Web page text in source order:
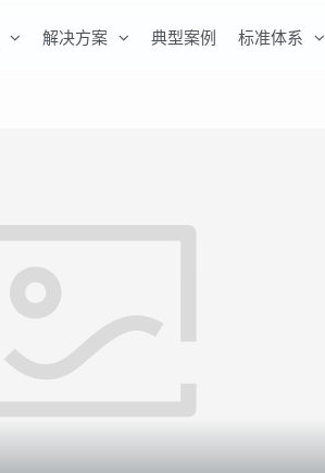
解决方案 典型案例 标准体系